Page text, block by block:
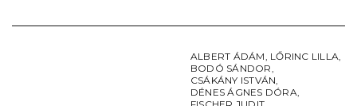
ALBERT ÁDÁM, LŐRINC LILLA,
BODÓ SÁNDOR,
CSÁKÁNY ISTVÁN,
DÉNES ÁGNES DÓRA,